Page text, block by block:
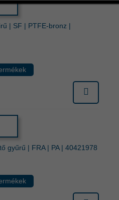
| SF | PTFE-bronz |
gyűrű | FRA | PA | 40421978